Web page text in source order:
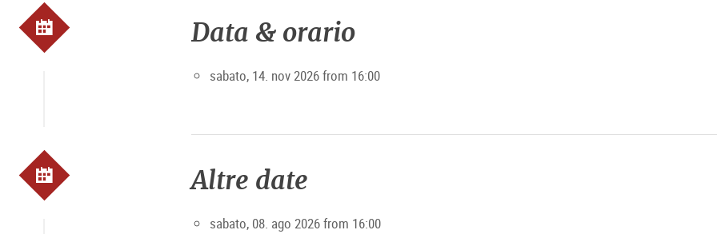
Data & orario
sabato, 14. nov 2026 from 16:00
Altre date
sabato, 08. ago 2026 from 16:00